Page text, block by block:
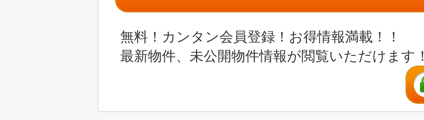
無料！カンタン会員登録！お得情報満載！！
最新物件、未公開物件情報が閲覧いただけます！